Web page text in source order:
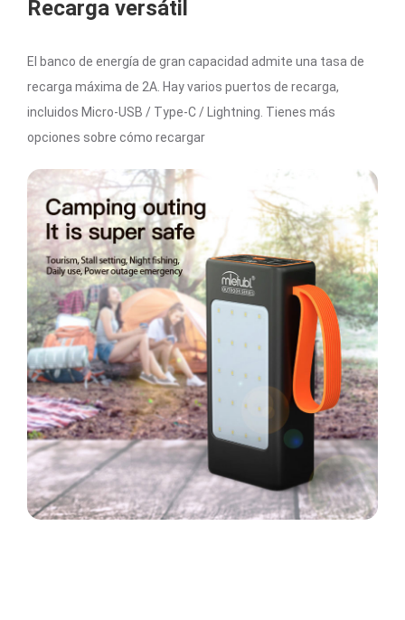
Recarga versátil
El banco de energía de gran capacidad admite una tasa de
recarga máxima de 2A. Hay varios puertos de recarga,
incluidos Micro-USB / Type-C / Lightning. Tienes más
opciones sobre cómo recargar